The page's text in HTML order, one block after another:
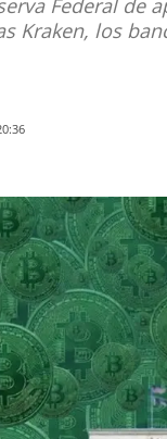
Federal de
Kraken, los